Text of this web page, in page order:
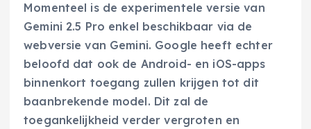
Momenteel is de experimentele versie van
Gemini 2.5 Pro enkel beschikbaar via de
webversie van Gemini. Google heeft echter
beloofd dat ook de Android- en iOS-apps
binnenkort toegang zullen krijgen tot dit
baanbrekende model. Dit zal de
toegankelijkheid verder vergroten en